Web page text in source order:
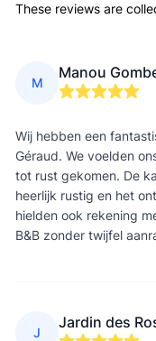
These reviews are
M
Manou
Wij hebben een
Géraud. We voelden
tot rust gekomen. De
heerlijk rustig en het
hielden ook rekening
B&B zonder twijfel
J
Jardin des